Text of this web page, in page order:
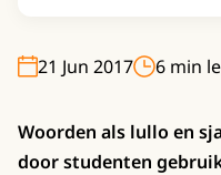
21 Jun 2017 6 min
Woorden als lullo en
door studenten